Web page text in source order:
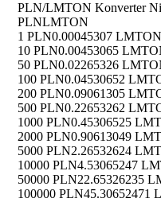
PLN/LMTON Konverter
PLNLMTON
1 PLN0.00045307 LMTON
10 PLN0.00453065
50 PLN0.02265326
100 PLN0.04530652
200 PLN0.09061305
500 PLN0.22653262
1000 PLN0.45306525
2000 PLN0.90613049
5000 PLN2.26532624
10000 PLN4.53065247
50000 PLN22.65326235
100000 PLN45.30652471